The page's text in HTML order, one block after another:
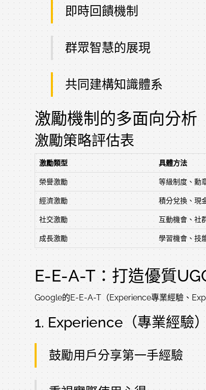
即時回饋機制
群眾智慧的展現
共同建構知識體系
激勵機制的多面向分析
激勵策略評估表
激勵類型 具體方法
榮譽激勵 等級制度、勳
經濟激勵 積分兌換、現
社交激勵 互動機會、社
成長激勵 學習機會、技
E-E-A-T：打造優質
Google的E-E-A-T（Experience專業經驗、
1. Experience（專業經驗）
鼓勵用戶分享第一手經驗